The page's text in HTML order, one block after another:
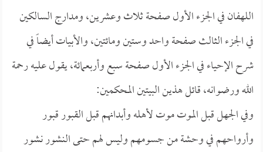
اللهفان في الجزء الأول صفحة ثلاث وعشرين، ومدارج السالكين
في الجزء الثالث صفحة واحد وستين ومائتين، والأبيات أيضاً في
شرح الإحياء في الجزء الأول صفحة سبع وأربعمائة، يقول عليه رحمة
الله ورضوانه، قائل هذين البيتين المحكمين:
وفي الجهل قبل الموت موت لأهله وأبدانهم قبل القبور قبور
وأرواحهم في وحشة من جسومهم وليس لهم حتى النشور نشور